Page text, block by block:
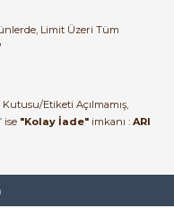
635,01 TL
(1A/1NA) 12700143
Limit Üzeri Tüm
Kutusu/Etiketi Açılmamış,
ise "Kolay İade" imkanı : ARI